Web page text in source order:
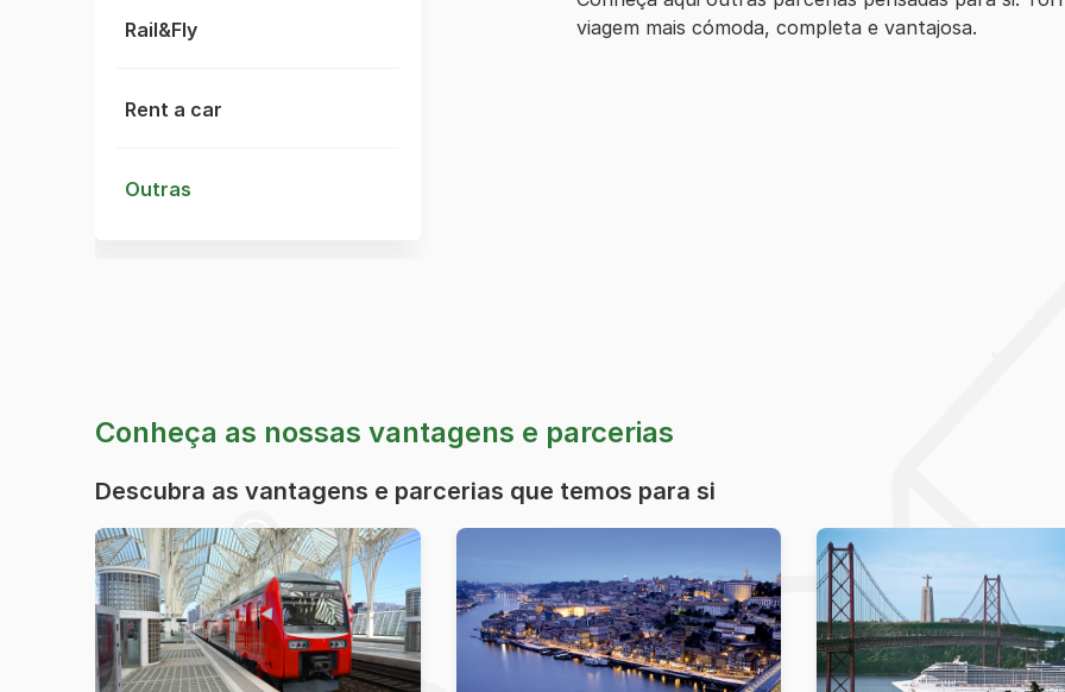
Rail&Fly
Rent a car
Outras
viagem mais cómoda, completa e vantajosa.
Conheça as nossas vantagens e parcerias
Descubra as vantagens e parcerias que temos para si